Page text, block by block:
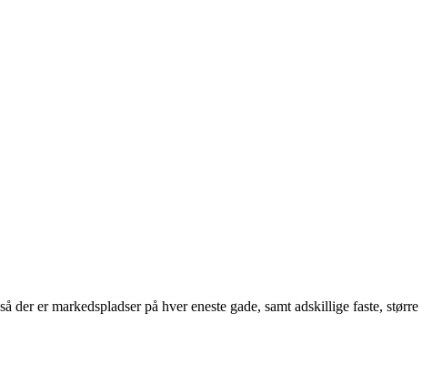
er markedspladser på hver eneste gade, samt adskillige faste, større